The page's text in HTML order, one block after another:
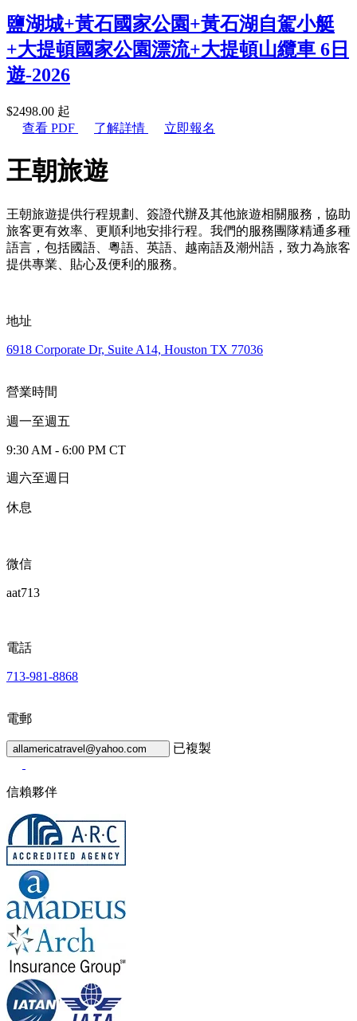
鹽湖城+黃石國家公園+黃石湖自駕小艇
+大提頓國家公園漂流+大提頓山纜車 6日
遊-2026
$2498.00 起
查看 PDF
了解詳情 立即報名
王朝旅遊
王朝旅遊提供行程規劃、簽證代辦及其他旅遊相關服務，協助
旅客更有效率、更順利地安排行程。我們的服務團隊精通多種
語言，包括國語、粵語、英語、越南語及潮州語，致力為旅客
提供專業、貼心及便利的服務。
地址
6918 Corporate Dr, Suite A14, Houston TX 77036
營業時間
週一至週五
9:30 AM - 6:00 PM CT
週六至週日
休息
微信
aat713
電話
713-981-8868
電郵
allamericatravel@yahoo.com 已複製
信賴夥伴